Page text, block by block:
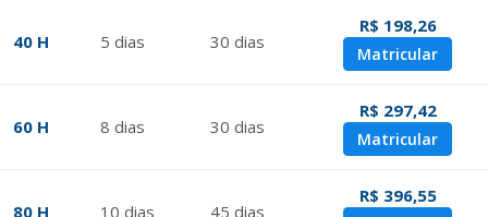
40 H 5 dias 30 dias
R$ 198,26
Matricular
60 H 8 dias 30 dias
R$ 297,42
Matricular
80 H 10 dias 45 dias
R$ 396,55